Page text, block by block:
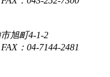
旭町4-1-2
：04-7144-2481